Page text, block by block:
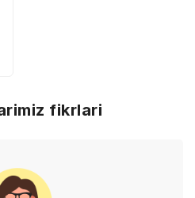
fikrlari